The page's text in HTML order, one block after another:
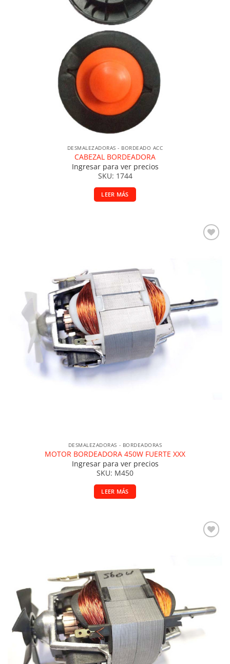
DESMALEZADORAS - BORDEADO ACC
CABEZAL BORDEADORA
Ingresar para ver precios
SKU: 1744
LEER MÁS
DESMALEZADORAS - BORDEADORAS
MOTOR BORDEADORA 450W FUERTE XXX
Ingresar para ver precios
SKU: M450
LEER MÁS